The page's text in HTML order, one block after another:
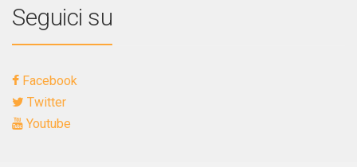
Seguici su
Facebook
Twitter
Youtube